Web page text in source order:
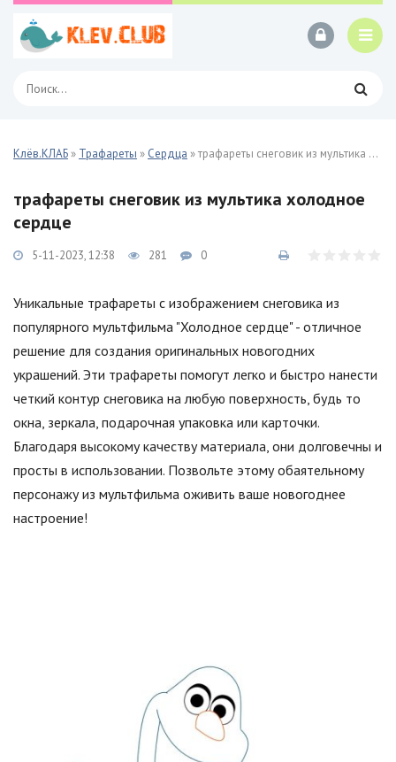
Клёв.КЛАБ » Трафареты » Сердца » трафареты снеговик из мультика холодное сердце
трафареты снеговик из мультика холодное
сердце
5-11-2023, 12:38 281 0
Уникальные трафареты с изображением снеговика из
популярного мультфильма "Холодное сердце" - отличное
решение для создания оригинальных новогодних
украшений. Эти трафареты помогут легко и быстро нанести
четкий контур снеговика на любую поверхность, будь то
окна, зеркала, подарочная упаковка или карточки.
Благодаря высокому качеству материала, они долговечны и
просты в использовании. Позвольте этому обаятельному
персонажу из мультфильма оживить ваше новогоднее
настроение!